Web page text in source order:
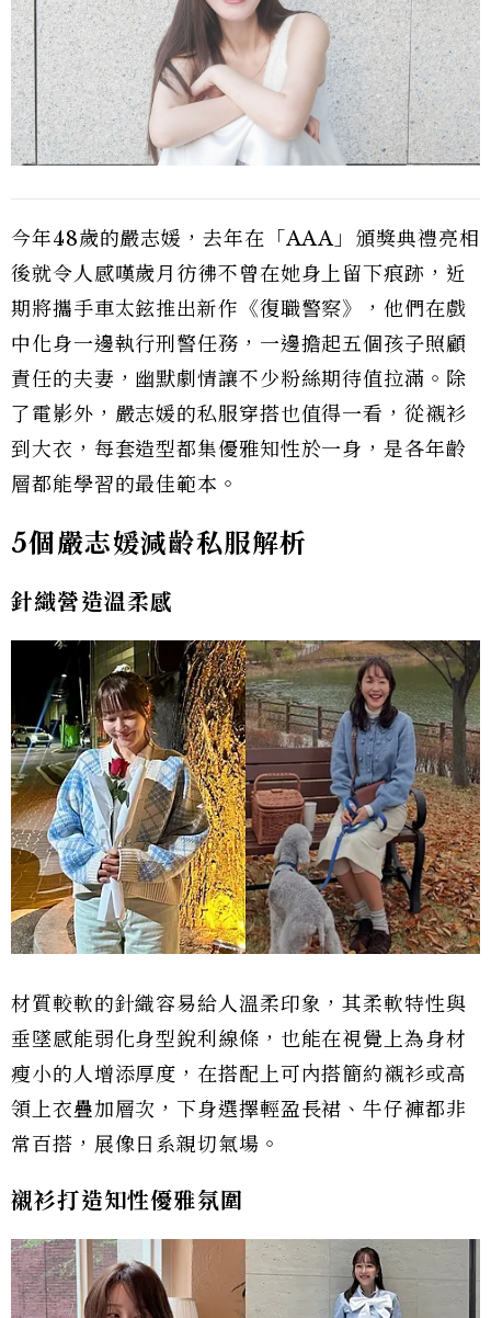
今年48歲的嚴志媛，去年在「AAA」頒獎典禮亮相
後就令人感嘆歲月彷彿不曾在她身上留下痕跡，近
期將攜手車太鉉推出新作《復職警察》，他們在戲
中化身一邊執行刑警任務，一邊擔起五個孩子照顧
責任的夫妻，幽默劇情讓不少粉絲期待值拉滿。除
了電影外，嚴志媛的私服穿搭也值得一看，從襯衫
到大衣，每套造型都集優雅知性於一身，是各年齡
層都能學習的最佳範本。
5個嚴志媛減齡私服解析
針織營造溫柔感
材質較軟的針織容易給人溫柔印象，其柔軟特性與
垂墜感能弱化身型銳利線條，也能在視覺上為身材
瘦小的人增添厚度，在搭配上可內搭簡約襯衫或高
領上衣疊加層次，下身選擇輕盈長裙、牛仔褲都非
常百搭，展像日系親切氣場。
襯衫打造知性優雅氛圍